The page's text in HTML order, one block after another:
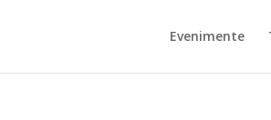
Evenimente